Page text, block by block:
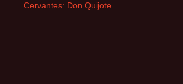
Cervantes: Don Quijote